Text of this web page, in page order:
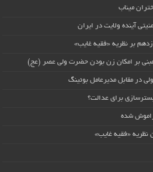
میناب
آینده ولایت در ایران
بر نظریه «فقیه غایب»
مبنی بر امکان زن بودن حضرت ولی عصر (عج)
در مقابل مدیرعامل بوئینگ
برای عدالت؟
شده
«فقیه غایب»